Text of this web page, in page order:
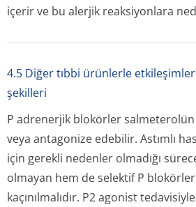
içerir ve bu alerjik reaksiyonlara
4.5 Diğer tıbbi ürünlerle
şekilleri
P adrenerjik blokörler
veya antagonize edebilir. Astımlı
için gerekli nedenler olmadığı
olmayan hem de selektif P
kaçınılmalıdır. P2 agonist